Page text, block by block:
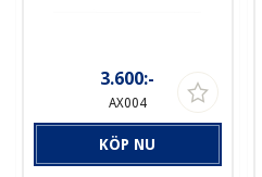
3.600:-
AX004
KÖP NU